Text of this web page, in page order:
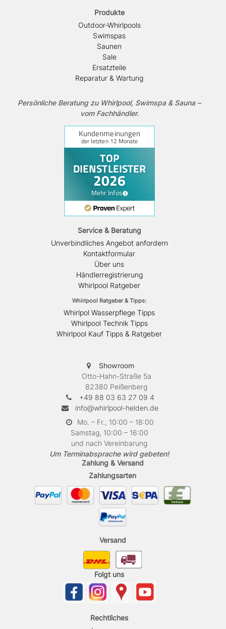
Produkte
Outdoor-Whirlpools
Swimspas
Saunen
Sale
Ersatzteile
Reparatur & Wartung
Persönliche Beratung zu Whirlpool, Swimspa & Sauna –
vom Fachhändler.
Service & Beratung
Unverbindliches Angebot anfordern
Kontaktformular
Über uns
Händlerregistrierung
Whirlpool Ratgeber
Whirlpool Ratgeber & Tipps:
Whirlpol Wasserpflege Tipps
Whirlpool Technik Tipps
Whirlpool Kauf Tipps & Ratgeber
Showroom
Otto-Hahn-Straße 5a
82380 Peißenberg
+49 88 03 63 27 09 4
info@whirlpool-helden.de
Mo. – Fr., 10:00 – 18:00
Samstag, 10:00 – 16:00
und nach Vereinbarung
Um Terminabsprache wird gebeten!
Zahlung & Versand
Zahlungsarten
Versand
Folgt uns
Rechtliches